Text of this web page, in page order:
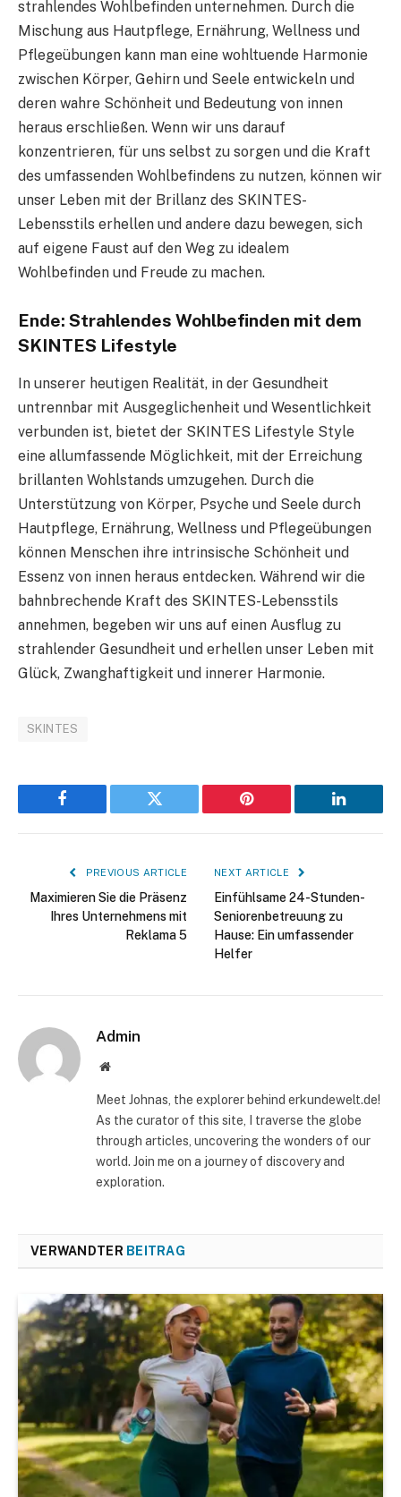
strahlendes Wohlbefinden unternehmen. Durch die
Mischung aus Hautpflege, Ernährung, Wellness und
Pflegeübungen kann man eine wohltuende Harmonie
zwischen Körper, Gehirn und Seele entwickeln und
deren wahre Schönheit und Bedeutung von innen
heraus erschließen. Wenn wir uns darauf
konzentrieren, für uns selbst zu sorgen und die Kraft
des umfassenden Wohlbefindens zu nutzen, können wir
unser Leben mit der Brillanz des SKINTES-
Lebensstils erhellen und andere dazu bewegen, sich
auf eigene Faust auf den Weg zu idealem
Wohlbefinden und Freude zu machen.
Ende: Strahlendes Wohlbefinden mit dem
SKINTES Lifestyle
In unserer heutigen Realität, in der Gesundheit
untrennbar mit Ausgeglichenheit und Wesentlichkeit
verbunden ist, bietet der SKINTES Lifestyle Style
eine allumfassende Möglichkeit, mit der Erreichung
brillanten Wohlstands umzugehen. Durch die
Unterstützung von Körper, Psyche und Seele durch
Hautpflege, Ernährung, Wellness und Pflegeübungen
können Menschen ihre intrinsische Schönheit und
Essenz von innen heraus entdecken. Während wir die
bahnbrechende Kraft des SKINTES-Lebensstils
annehmen, begeben wir uns auf einen Ausflug zu
strahlender Gesundheit und erhellen unser Leben mit
Glück, Zwanghaftigkeit und innerer Harmonie.
SKINTES
Facebook Twitter Pinterest LinkedIn
PREVIOUS ARTICLE
Maximieren Sie die Präsenz
Ihres Unternehmens mit
Reklama 5
NEXT ARTICLE
Einfühlsame 24-Stunden-
Seniorenbetreuung zu
Hause: Ein umfassender
Helfer
Admin
Website
Meet Johnas, the explorer behind erkundewelt.de!
As the curator of this site, I traverse the globe
through articles, uncovering the wonders of our
world. Join me on a journey of discovery and
exploration.
VERWANDTER BEITRAG